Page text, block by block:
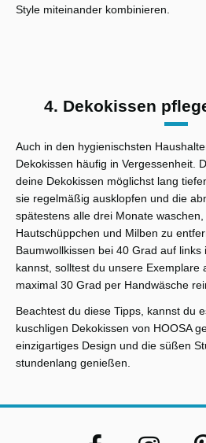
Style miteinander kombinieren.
4. Dekokissen
Auch in den hygienischsten
Dekokissen häufig in Vergessenheit.
deine Dekokissen möglichst lang
sie regelmäßig ausklopfen und die
spätestens alle drei Monate
Hautschüppchen und Milben zu
Baumwollkissen bei 40 Grad auf
kannst, solltest du unsere Exemplare
maximal 30 Grad per Handwäsche
Beachtest du diese Tipps, kannst du
kuschligen Dekokissen von HOOSA
einzigartiges Design und die süßen
stundenlang genießen.